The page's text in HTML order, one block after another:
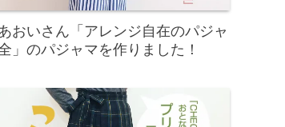
おいさん「アレンジ自在のパジャ
」のパジャマを作りました！